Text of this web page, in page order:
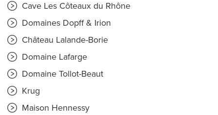
Cave Les Côteaux du Rhône
Domaines Dopff & Irion
Château Lalande-Borie
Domaine Lafarge
Domaine Tollot-Beaut
Krug
Maison Hennessy